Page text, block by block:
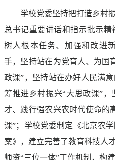
学校党委坚持把打造乡村
总书记重要讲话和指示批示
树人根本任务、加强和改进
手，坚持站在为党育人、为国
政课”，坚持站在办好人民满
筹推进乡村振兴“大思政课”
才、践行强农兴农时代使命的
课”；学校党委制定《北京农
案》，建立完善了教育科技人
师资“三位一体”工作机制，构